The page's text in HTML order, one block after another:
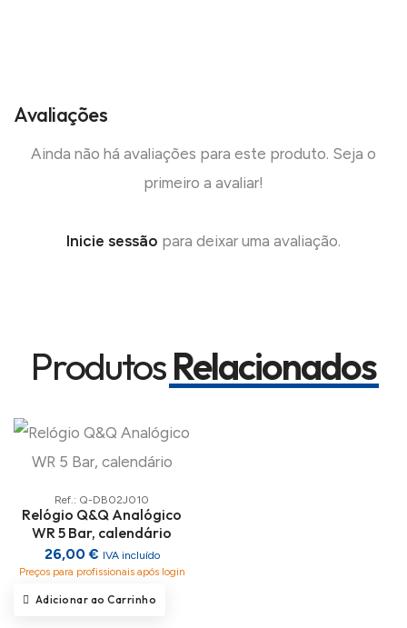
Avaliações
Ainda não há avaliações para este produto. Seja o
primeiro a avaliar!
Inicie sessão para deixar uma avaliação.
ProdutosRelacionados
Ref.: Q-DB02J010
Relógio Q&Q Analógico
WR 5 Bar, calendário
26,00 € IVA incluído
Preços para profissionais após login
Adicionar ao Carrinho